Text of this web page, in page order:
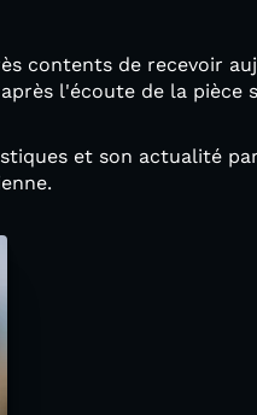
contents de recevoir
l'écoute de la pièce
et son actualité